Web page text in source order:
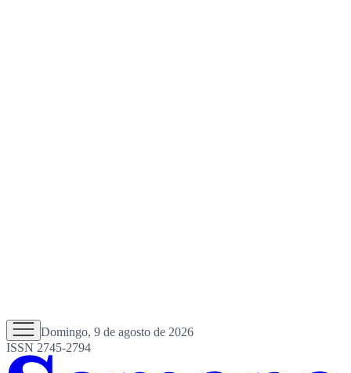
Domingo, 9 de agosto de 2026
ISSN 2745-2794